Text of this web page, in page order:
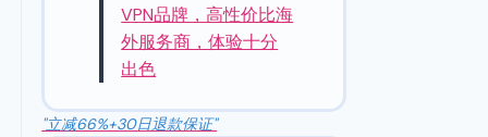
VPN品牌，高性价比海
外服务商，体验十分
出色
"立减66%+30日退款保证"